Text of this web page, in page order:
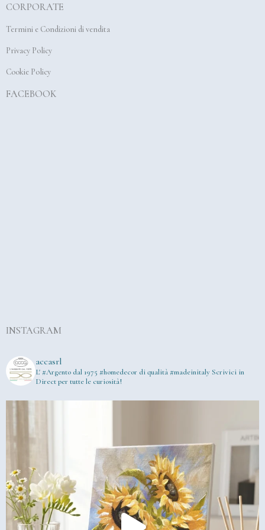
o
o
g
r
e
CORPORATE
Termini e Condizioni di vendita
Privacy Policy
Cookie Policy
FACEBOOK
INSTAGRAM
accasrl
L' #Argento dal 1975 #homedecor di qualità #madeinitaly Scrivici in
Direct per tutte le curiosità!